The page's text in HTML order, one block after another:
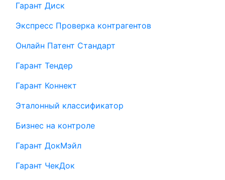
Гарант Диск
Экспресс Проверка контрагентов
Онлайн Патент Стандарт
Гарант Тендер
Гарант Коннект
Эталонный классификатор
Бизнес на контроле
Гарант ДокМэйл
Гарант ЧекДок